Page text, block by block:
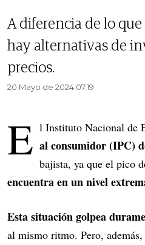
A diferencia de lo
hay alternativas de
precios.
20 Mayo de 2024 07.19
E l Instituto Nacional de
al consumidor (IPC)
bajista, ya que el pico
encuentra en un nivel
Esta situación golpea
al mismo ritmo. Pero,